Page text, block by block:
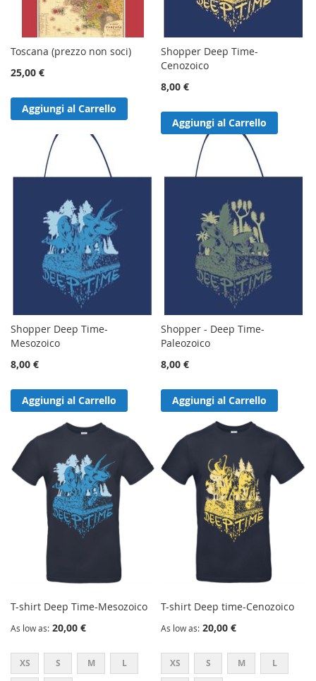
Toscana (prezzo non soci)
25,00 €
Aggiungi al Carrello
Shopper Deep Time-
Cenozoico
8,00 €
Aggiungi al Carrello
Shopper Deep Time-
Mesozoico
8,00 €
Aggiungi al Carrello
Shopper - Deep Time-
Paleozoico
8,00 €
Aggiungi al Carrello
T-shirt Deep Time-Mesozoico
As low as 20,00 €
XS S M L
T-shirt Deep time-Cenozoico
As low as 20,00 €
XS S M L